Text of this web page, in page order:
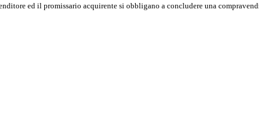
ed il promissario acquirente si obbligano a concludere una